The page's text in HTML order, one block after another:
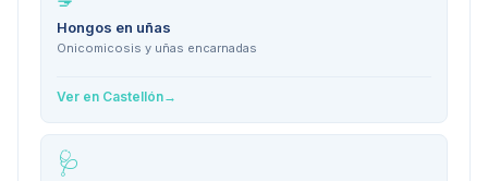
Hongos en uñas
Onicomicosis y uñas encarnadas
Ver en Castellón→
🩺